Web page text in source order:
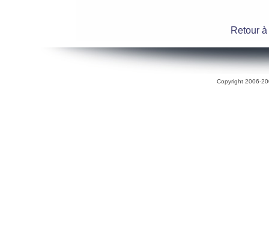
Retour
Copyright 2006-